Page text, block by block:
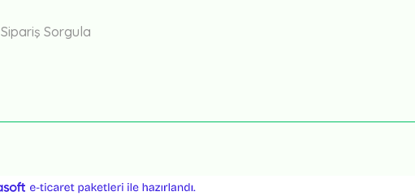
Sipariş Sorgula
ideasoft e-